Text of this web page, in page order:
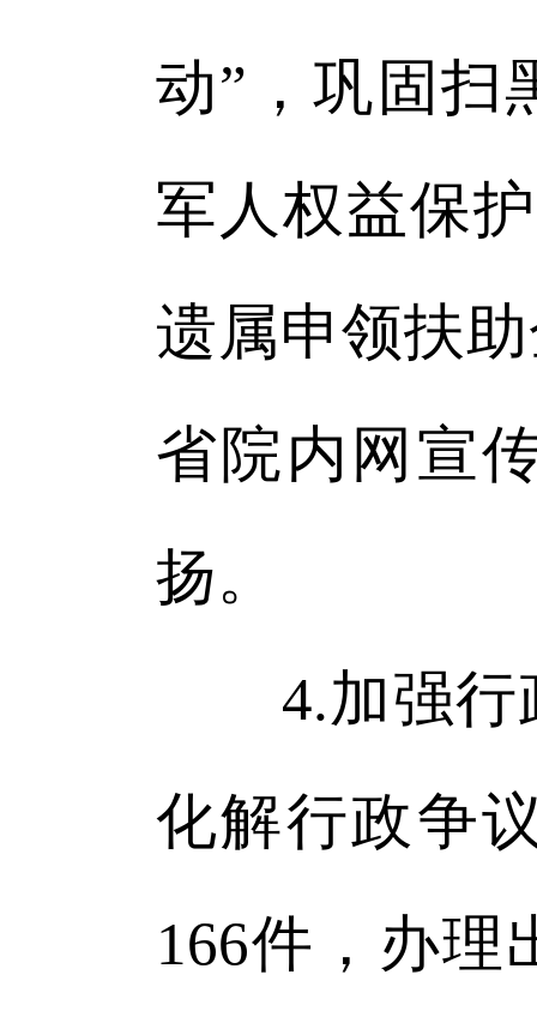
动”，巩固扫
军人权益保
遗属申领扶
省院内网宣
扬。
4.加强行政
化解行政争
166件，办理